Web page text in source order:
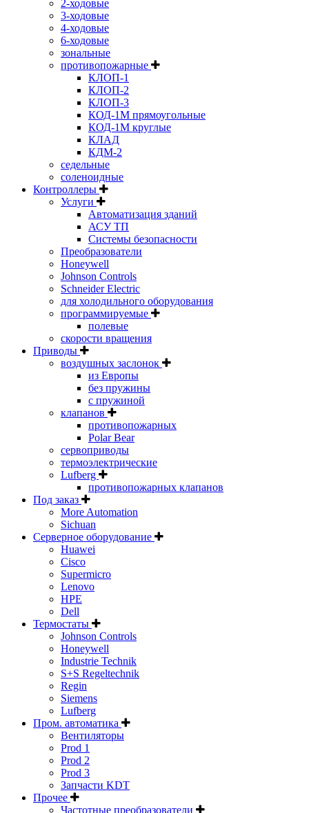
2-ходовые
3-ходовые
4-ходовые
6-ходовые
зональные
противопожарные
КЛОП-1
КЛОП-2
КЛОП-3
КОД-1М прямоугольные
КОД-1М круглые
КЛАД
КДМ-2
седельные
соленоидные
Контроллеры
Услуги
Автоматизация зданий
АСУ ТП
Системы безопасности
Преобразователи
Honeywell
Johnson Controls
Schneider Electric
для холодильного оборудования
программируемые
полевые
скорости вращения
Приводы
воздушных заслонок
из Европы
без пружины
с пружиной
клапанов
противопожарных
Polar Bear
сервоприводы
термоэлектрические
Lufberg
противопожарных клапанов
Под заказ
More Automation
Sichuan
Серверное оборудование
Huawei
Cisco
Supermicro
Lenovo
HPE
Dell
Термостаты
Johnson Controls
Honeywell
Industrie Technik
S+S Regeltechnik
Regin
Siemens
Lufberg
Пром. автоматика
Вентиляторы
Prod 1
Prod 2
Prod 3
Запчасти KDT
Прочее
Частотные преобразователи